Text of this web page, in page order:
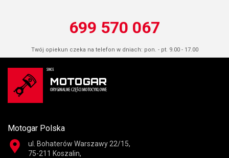
699 570 067
Twój opiekun czeka na telefon w dniach: pon. - pt. 9.00 - 17.00
Motogar Polska
ul. Bohaterów Warszawy 22/15,
75-211 Koszalin,